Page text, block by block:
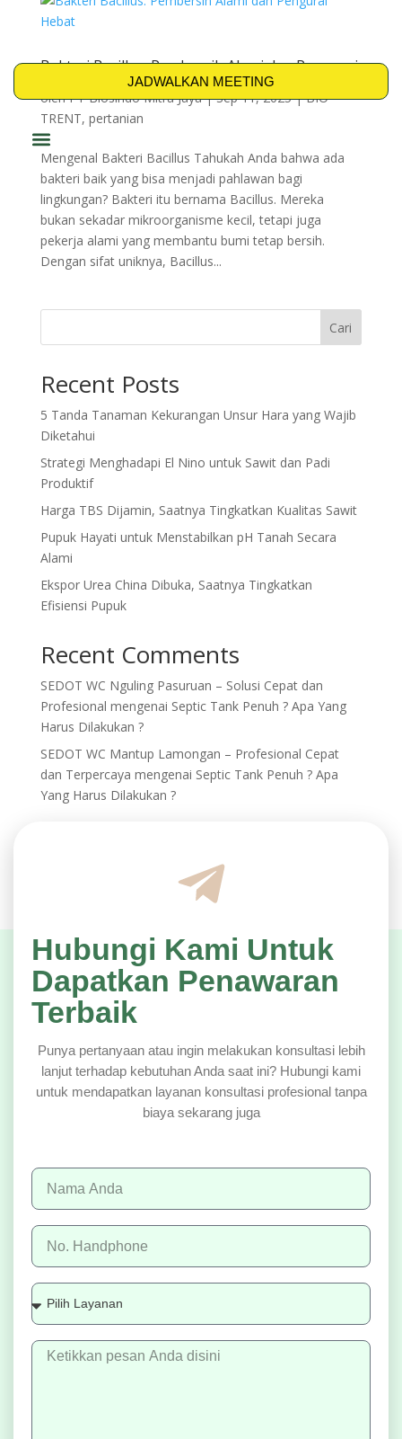
JADWALKAN MEETING
Bakteri Bacillus: Pembersih Alami dan Pengurai
olehPT Biosindo Mitra Jaya|Sep 11, 2025|BIO-
TRENT, pertanian
Mengenal Bakteri Bacillus Tahukah Anda bahwa ada
bakteri baik yang bisa menjadi pahlawan bagi
lingkungan? Bakteri itu bernama Bacillus. Mereka
bukan sekadar mikroorganisme kecil, tetapi juga
pekerja alami yang membantu bumi tetap bersih.
Dengan sifat uniknya, Bacillus...
Cari
Recent Posts
5 Tanda Tanaman Kekurangan Unsur Hara yang Wajib
Diketahui
Strategi Menghadapi El Nino untuk Sawit dan Padi
Produktif
Harga TBS Dijamin, Saatnya Tingkatkan Kualitas Sawit
Pupuk Hayati untuk Menstabilkan pH Tanah Secara
Alami
Ekspor Urea China Dibuka, Saatnya Tingkatkan
Efisiensi Pupuk
Recent Comments
SEDOT WC Nguling Pasuruan – Solusi Cepat dan
Profesional mengenai Septic Tank Penuh ? Apa Yang
Harus Dilakukan ?
SEDOT WC Mantup Lamongan – Profesional Cepat
dan Terpercaya mengenai Septic Tank Penuh ? Apa
Yang Harus Dilakukan ?
Hubungi Kami Untuk
Dapatkan Penawaran
Terbaik
Punya pertanyaan atau ingin melakukan konsultasi lebih
lanjut terhadap kebutuhan Anda saat ini? Hubungi kami
untuk mendapatkan layanan konsultasi profesional tanpa
biaya sekarang juga